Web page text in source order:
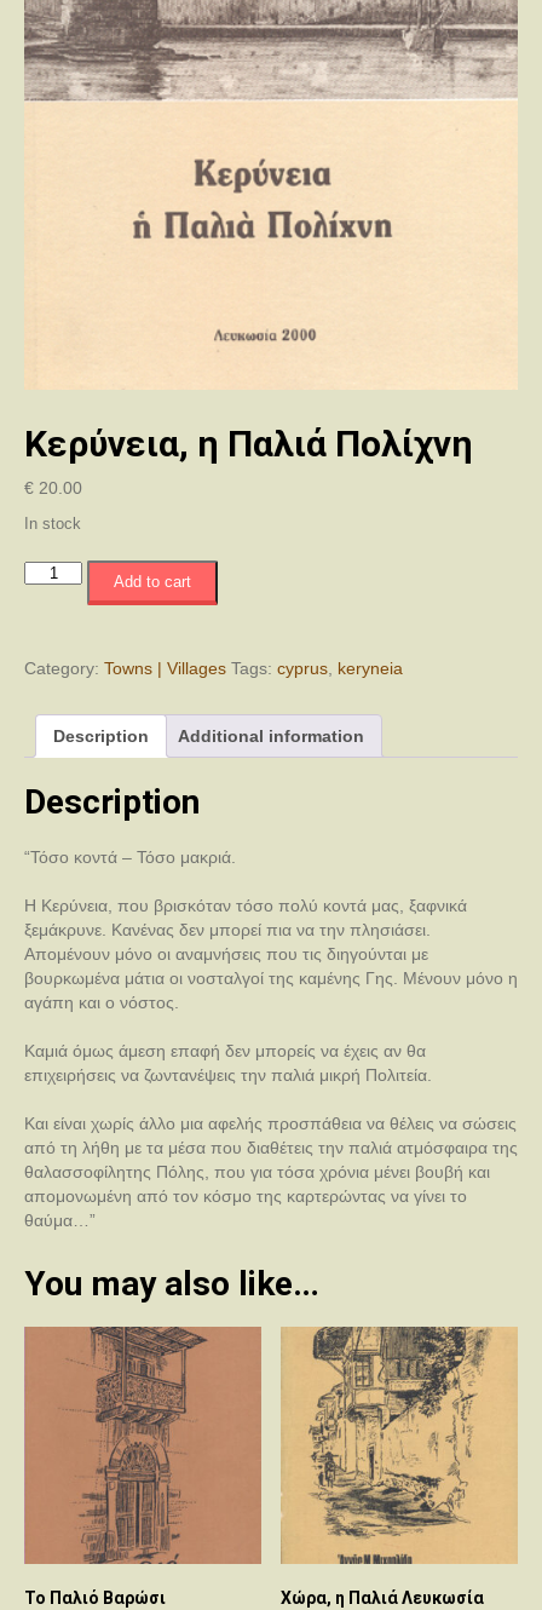
Κερύνεια, η Παλιά Πολίχνη
€ 20.00
In stock
Κερύνεια,
quantity
Add to cart
Category: Towns | Villages Tags: cyprus keryneia
Description Additional information
Description
“Τόσο κοντά – Τόσο μακριά.
Η Κερύνεια, που βρισκόταν τόσο πολύ κοντά μας, ξαφνικά
ξεμάκρυνε. Κανένας δεν μπορεί πια να την πλησιάσει.
Απομένουν μόνο οι αναμνήσεις που τις διηγούνται με
βουρκωμένα μάτια οι νοσταλγοί της καμένης Γης. Μένουν μόνο η
αγάπη και ο νόστος.
Καμιά όμως άμεση επαφή δεν μπορείς να έχεις αν θα
επιχειρήσεις να ζωντανέψεις την παλιά μικρή Πολιτεία.
Και είναι χωρίς άλλο μια αφελής προσπάθεια να θέλεις να σώσεις
από τη λήθη με τα μέσα που διαθέτεις την παλιά ατμόσφαιρα της
θαλασσοφίλητης Πόλης, που για τόσα χρόνια μένει βουβή και
απομονωμένη από τον κόσμο της καρτερώντας να γίνει το
θαύμα…”
You may also like…
Το Παλιό Βαρώσι Χώρα, η Παλιά Λευκωσία